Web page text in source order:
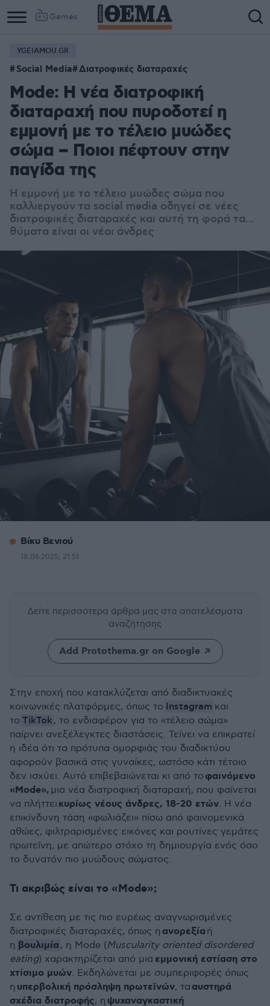
Games
YGEIAMOU.GR
Social Media Διατροφικές διαταραχές
Mode: Η νέα διατροφική
διαταραχή που πυροδοτεί η
εμμονή με το τέλειο μυώδες
σώμα – Ποιοι πέφτουν στην
παγίδα της
Η εμμονή με το τέλειο μυώδες σώμα που
καλλιεργούν τα social media οδηγεί σε νέες
διατροφικές διαταραχές και αυτή τη φορά τα...
θύματα είναι οι νέοι άνδρες
Βίκυ Βενιού
18.06.2025, 21:51
Δείτε περισσότερα άρθρα μας στα αποτελέσματα
αναζήτησης
Add Protothema.gr on Google
Στην εποχή που κατακλύζεται από διαδικτυακές
κοινωνικές πλατφόρμες, όπως το Instagram και
το TikTok , το ενδιαφέρον για το «τέλειο σώμα»
παίρνει ανεξέλεγκτες διαστάσεις. Τείνει να επικρατεί
η ιδέα ότι τα πρότυπα ομορφιάς του διαδικτύου
αφορούν βασικά στις γυναίκες, ωστόσο κάτι τέτοιο
δεν ισχύει. Αυτό επιβεβαιώνεται κι από το φαινόμενο
«Mode», μια νέα διατροφική διαταραχή, που φαίνεται
να πλήττει κυρίως νέους άνδρες, 18-20 ετών. Η νέα
επικίνδυνη τάση «φωλιάζει» πίσω από φαινομενικά
αθώες, φιλτραρισμένες εικόνες και ρουτίνες γεμάτες
πρωτεΐνη, με απώτερο στόχο τη δημιουργία ενός όσο
το δυνατόν πιο μυώδους σώματος.
Τι ακριβώς είναι το «Mode»;
Σε αντίθεση με τις πιο ευρέως αναγνωρισμένες
διατροφικές διαταραχές, όπως η ανορεξία ή
η βουλιμία , η Mode (Muscularity oriented disordered
eating) χαρακτηρίζεται από μια εμμονική εστίαση στο
χτίσιμο μυών. Εκδηλώνεται με συμπεριφορές όπως
η υπερβολική πρόσληψη πρωτεϊνών, τα αυστηρά
σχέδια διατροφής, η ψυχαναγκαστική